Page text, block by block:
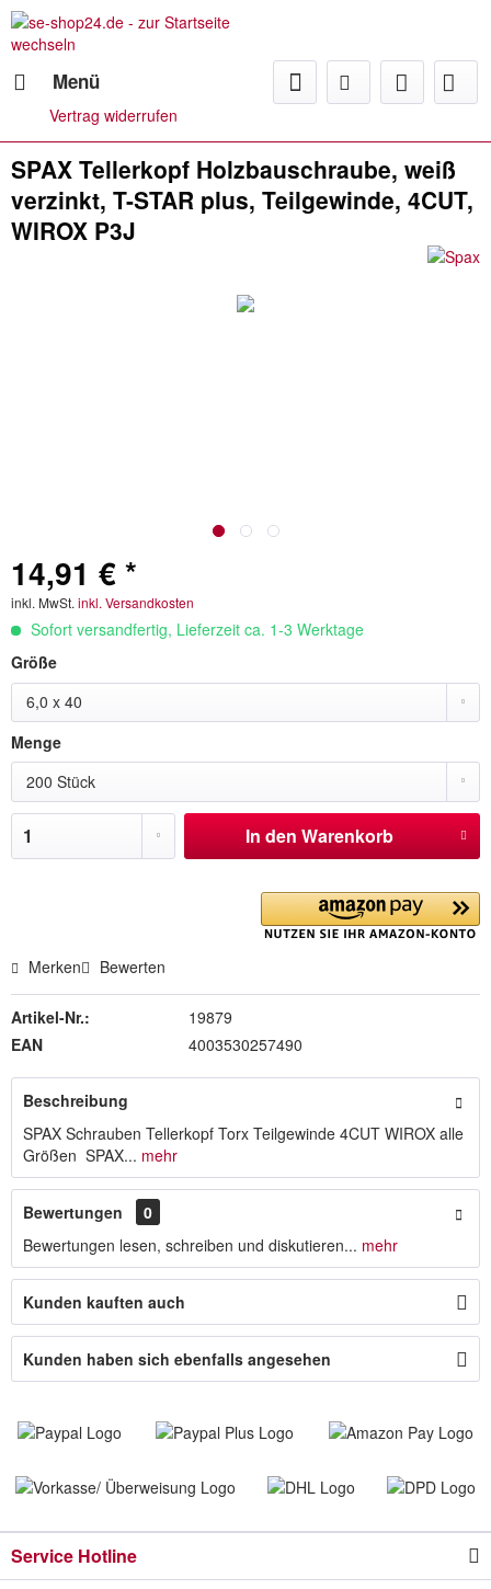
Menü
Vertrag widerrufen
SPAX Tellerkopf Holzbauschraube, weiß
verzinkt, T-STAR plus, Teilgewinde, 4CUT,
WIROX P3J
14,91 € *
inkl. MwSt.inkl. Versandkosten
Sofort versandfertig, Lieferzeit ca. 1-3 Werktage
Größe
6,0 x 40
Menge
200 Stück
In den Warenkorb
Merken Bewerten
Artikel-Nr.:
19879
EAN
4003530257490
Beschreibung
SPAX Schrauben Tellerkopf Torx Teilgewinde 4CUT WIROX alle
Größen SPAX... mehr
Bewertungen
0
Bewertungen lesen, schreiben und diskutieren... mehr
Kunden kauften auch
Kunden haben sich ebenfalls angesehen
Service Hotline